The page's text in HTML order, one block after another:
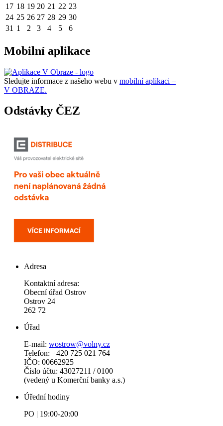
17 18 19 20 21 22 23
24 25 26 27 28 29 30
31 1 2 3 4 5 6
Mobilní aplikace
Sledujte informace z našeho webu v mobilní aplikaci –
V OBRAZE.
Odstávky ČEZ
Adresa
Kontaktní adresa:
Obecní úřad Ostrov
Ostrov 24
262 72
Úřad
E-mail: wostrow@volny.cz
Telefon: +420 725 021 764
IČO: 00662925
Číslo účtu: 43027211 / 0100
(vedený u Komerční banky a.s.)
Úřední hodiny
PO | 19:00-20:00